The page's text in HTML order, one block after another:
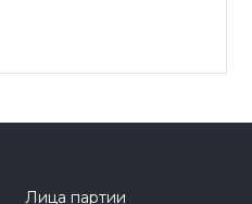
Лица партии